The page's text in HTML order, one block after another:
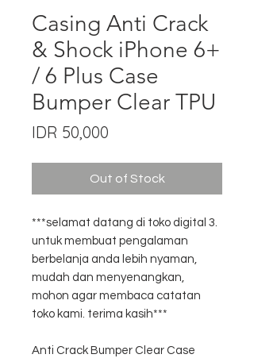
Casing Anti Crack
& Shock iPhone 6+
/ 6 Plus Case
Bumper Clear TPU
IDR 50,000
Out of Stock
***selamat datang di toko digital 3.
untuk membuat pengalaman
berbelanja anda lebih nyaman,
mudah dan menyenangkan,
mohon agar membaca catatan
toko kami. terima kasih***
Anti Crack Bumper Clear Case